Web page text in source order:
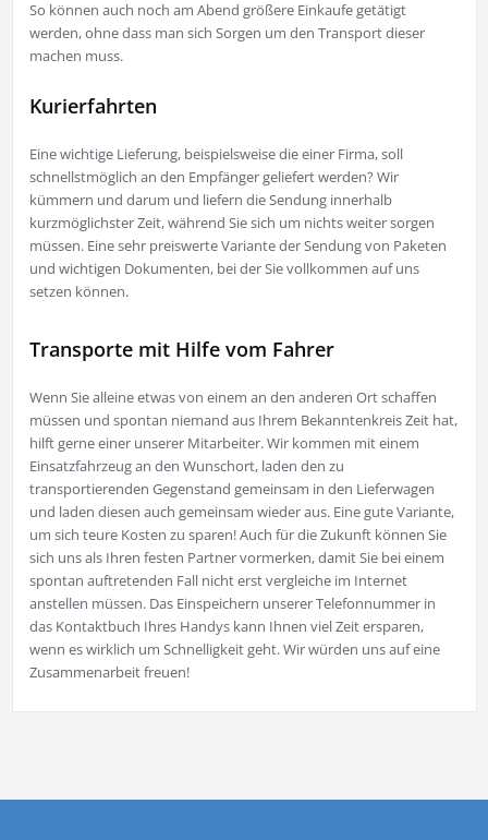
So können auch noch am Abend größere Einkaufe getätigt
werden, ohne dass man sich Sorgen um den Transport dieser
machen muss.
Kurierfahrten
Eine wichtige Lieferung, beispielsweise die einer Firma, soll
schnellstmöglich an den Empfänger geliefert werden? Wir
kümmern und darum und liefern die Sendung innerhalb
kurzmöglichster Zeit, während Sie sich um nichts weiter sorgen
müssen. Eine sehr preiswerte Variante der Sendung von Paketen
und wichtigen Dokumenten, bei der Sie vollkommen auf uns
setzen können.
Transporte mit Hilfe vom Fahrer
Wenn Sie alleine etwas von einem an den anderen Ort schaffen
müssen und spontan niemand aus Ihrem Bekanntenkreis Zeit hat,
hilft gerne einer unserer Mitarbeiter. Wir kommen mit einem
Einsatzfahrzeug an den Wunschort, laden den zu
transportierenden Gegenstand gemeinsam in den Lieferwagen
und laden diesen auch gemeinsam wieder aus. Eine gute Variante,
um sich teure Kosten zu sparen! Auch für die Zukunft können Sie
sich uns als Ihren festen Partner vormerken, damit Sie bei einem
spontan auftretenden Fall nicht erst vergleiche im Internet
anstellen müssen. Das Einspeichern unserer Telefonnummer in
das Kontaktbuch Ihres Handys kann Ihnen viel Zeit ersparen,
wenn es wirklich um Schnelligkeit geht. Wir würden uns auf eine
Zusammenarbeit freuen!